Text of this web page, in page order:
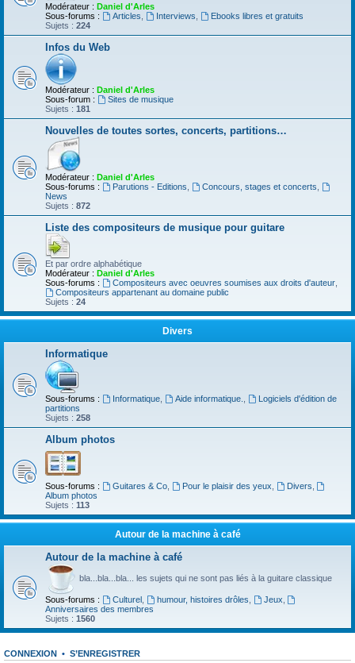
Modérateur : Daniel d'Arles
Sous-forums :
Articles Interviews
Ebooks libres et gratuits
Sujets : 224
Infos du Web
Modérateur : Daniel d'Arles
Sous-forum :
Sites de musique
Sujets : 181
Nouvelles de toutes sortes, concerts, partitions…
Modérateur : Daniel d'Arles
Sous-forums :
Parutions - Editions Concours, stages et concerts
News
Sujets : 872
Liste des compositeurs de musique pour guitare
Et par ordre alphabétique
Modérateur : Daniel d'Arles
Sous-forums :
Compositeurs avec oeuvres soumises aux droits d'auteur,
Compositeurs appartenant au domaine public
Sujets : 24
Divers
Informatique
Sous-forums : Informatique, Aide informatique.
Logiciels d'édition de
partitions
Sujets : 258
Album photos
Sous-forums : Guitares & Co, Pour le plaisir des yeux Divers
Album photos
Sujets : 113
Autour de la machine à café
Autour de la machine à café
bla...bla...bla... les sujets qui ne sont pas liés à la guitare classique
Sous-forums : Culturel, humour, histoires drôles Jeux
Anniversaires des membres
Sujets : 1560
CONNEXION • S’ENREGISTRER